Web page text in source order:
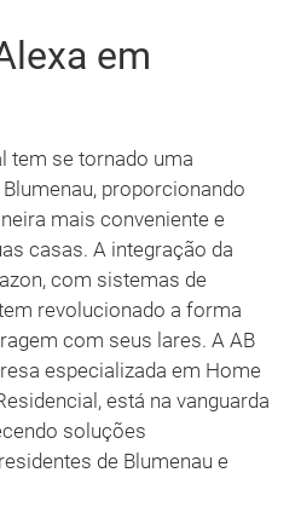
em
tem se tornado uma
proporcionando
mais conveniente e
casas. A integração da
com sistemas de
revolucionado a forma
com seus lares. A AB
especializada em Home
está na vanguarda
soluções
de Blumenau e